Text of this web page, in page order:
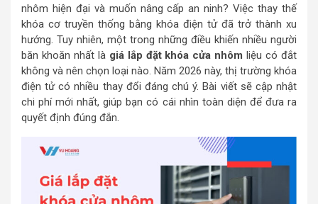
nhôm hiện đại và muốn nâng cấp an ninh? Việc thay thế
khóa cơ truyền thống bằng khóa điện tử đã trở thành xu
hướng. Tuy nhiên, một trong những điều khiến nhiều người
băn khoăn nhất là giá lắp đặt khóa cửa nhôm liệu có đắt
không và nên chọn loại nào. Năm 2026 này, thị trường khóa
điện tử có nhiều thay đổi đáng chú ý. Bài viết sẽ cập nhật
chi phí mới nhất, giúp bạn có cái nhìn toàn diện để đưa ra
quyết định đúng đắn.